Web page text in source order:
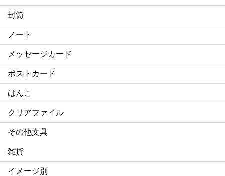
封筒
ノート
メッセージカード
ポストカード
はんこ
クリアファイル
その他文具
雑貨
イメージ別